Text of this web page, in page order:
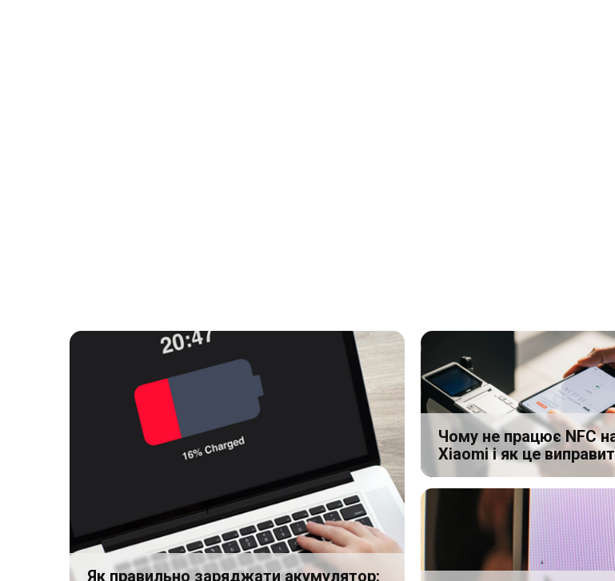
Як правильно заряджати акумулятор:
Чому не працює NFC
Xiaomi і як це